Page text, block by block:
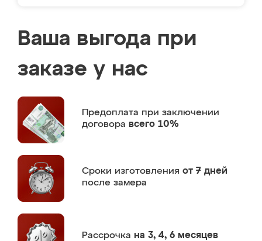
Ваша выгода при
заказе у нас
Предоплата при заключении
договора всего 10%
Сроки изготовления от 7 дней
после замера
Рассрочка на 3, 4, 6 месяцев